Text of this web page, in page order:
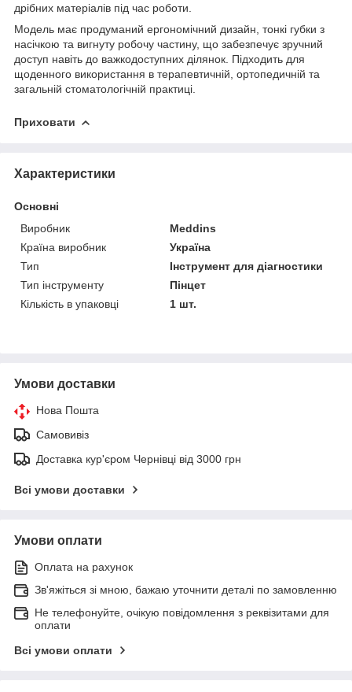
дрібних матеріалів під час роботи.
Модель має продуманий ергономічний дизайн, тонкі губки з
насічкою та вигнуту робочу частину, що забезпечує зручний
доступ навіть до важкодоступних ділянок. Підходить для
щоденного використання в терапевтичній, ортопедичній та
загальній стоматологічній практиці.
Приховати
Характеристики
Основні
Виробник
Meddins
Країна виробник
Україна
Тип
Інструмент для діагностики
Тип інструменту
Пінцет
Кількість в упаковці
1 шт.
Умови доставки
Нова Пошта
Самовивіз
Доставка кур'єром Чернівці від 3000 грн
Всі умови доставки
Умови оплати
Оплата на рахунок
Зв'яжіться зі мною, бажаю уточнити деталі по замовленню
Не телефонуйте, очікую повідомлення з реквізитами для
оплати
Всі умови оплати